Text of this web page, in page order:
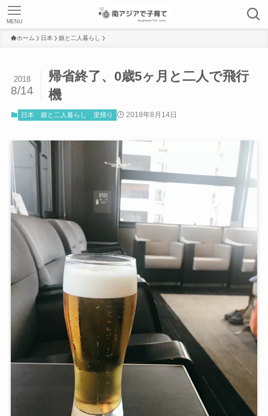
MENU
ホーム 日本 娘と二人暮らし
帰省終了、0歳5ヶ月と二人で飛行
機
2018
8/14
日本 娘と二人暮らし 里帰り 2018年8月14日